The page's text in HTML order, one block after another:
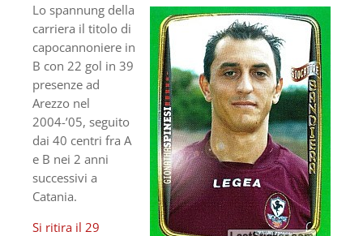
Lo spannung della
carriera il titolo di
capocannoniere in
B con 22 gol in 39
presenze ad
Arezzo nel
2004-’05, seguito
dai 40 centri fra A
e B nei 2 anni
successivi a
Catania.
Si ritira il 29